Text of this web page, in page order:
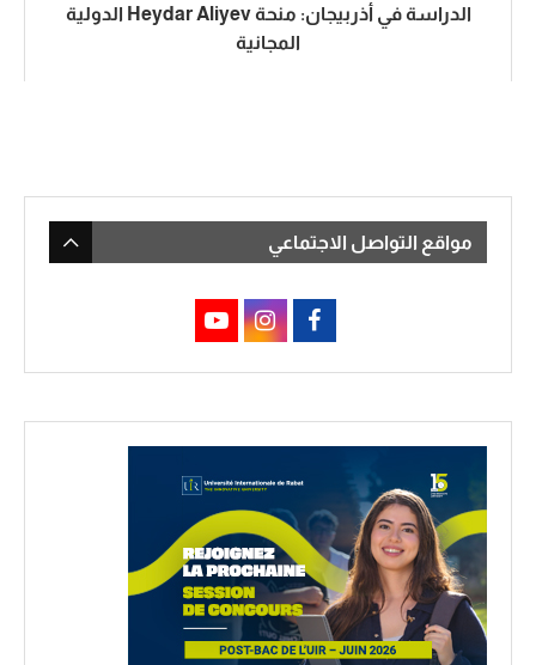
الدراسة في أذربيجان: منحة Heydar Aliyev الدولية
المجانية
مواقع التواصل الاجتماعي